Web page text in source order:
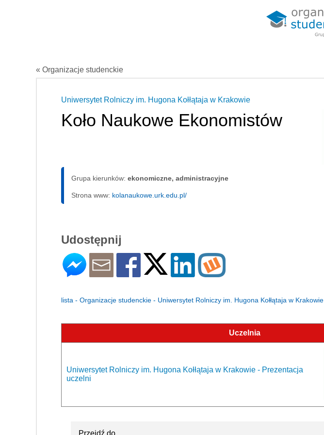
« Organizacje studenckie
Uniwersytet Rolniczy im. Hugona Kołłątaja w Krakowie
Koło Naukowe Ekonomistów
Grupa kierunków: ekonomiczne, administracyjne
Strona www: kolanaukowe.urk.edu.pl/
Udostępnij
lista - Organizacje studenckie - Uniwersytet Rolniczy im. Hugona Kołłątaja w Krakowie
Uczelnia
Uniwersytet Rolniczy im. Hugona Kołłątaja w Krakowie - Prezentacja
uczelni
Przejdź do